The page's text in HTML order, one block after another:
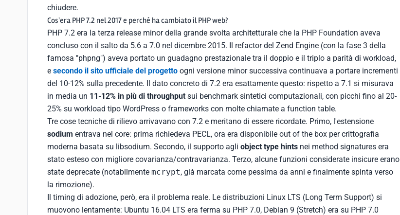
chiudere.
Cos'era PHP 7.2 nel 2017 e perché ha cambiato il PHP web?
PHP 7.2 era la terza release minor della grande svolta architetturale che la PHP Foundation aveva
concluso con il salto da 5.6 a 7.0 nel dicembre 2015. Il refactor del Zend Engine (con la fase 3 della
famosa "phpng") aveva portato un guadagno prestazionale tra il doppio e il triplo a parità di workload,
e secondo il sito ufficiale del progetto ogni versione minor successiva continuava a portare incrementi
del 10-12% sulla precedente. Il dato concreto di 7.2 era esattamente questo: rispetto a 7.1 si misurava
in media un 11-12% in più di throughput sui benchmark sintetici computazionali, con picchi fino al 20-
25% su workload tipo WordPress o frameworks con molte chiamate a function table.
Tre cose tecniche di rilievo arrivavano con 7.2 e meritano di essere ricordate. Primo, l'estensione
sodium entrava nel core: prima richiedeva PECL, ora era disponibile out of the box per crittografia
moderna basata su libsodium. Secondo, il supporto agli object type hints nei method signatures era
stato esteso con migliore covarianza/contravarianza. Terzo, alcune funzioni considerate insicure erano
state deprecate (notabilmente mcrypt, già marcata come pessima da anni e finalmente spinta verso
la rimozione).
Il timing di adozione, però, era il problema reale. Le distribuzioni Linux LTS (Long Term Support) si
muovono lentamente: Ubuntu 16.04 LTS era ferma su PHP 7.0, Debian 9 (Stretch) era su PHP 7.0